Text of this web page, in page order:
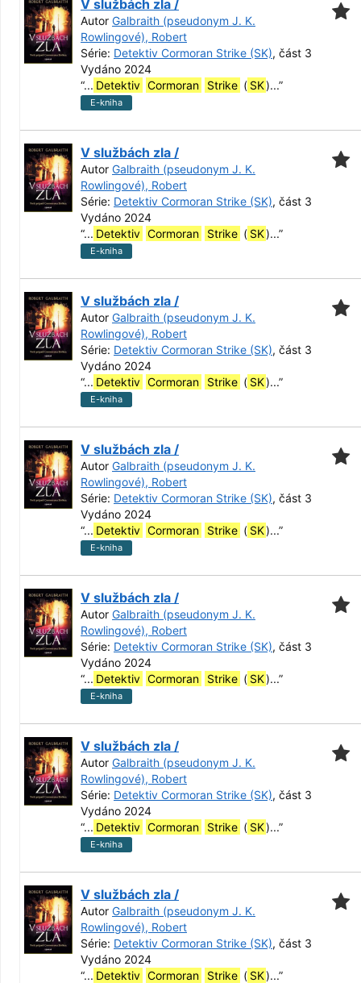
V službách zla /
Autor Galbraith (pseudonym J. K.
Rowlingové), Robert
Série: Detektiv Cormoran Strike (SK), část 3
Vydáno 2024
“... Detektiv Cormoran Strike ( SK)...”
E-kniha
V službách zla /
Autor Galbraith (pseudonym J. K.
Rowlingové), Robert
Série: Detektiv Cormoran Strike (SK), část 3
Vydáno 2024
“... Detektiv Cormoran Strike ( SK)...”
E-kniha
V službách zla /
Autor Galbraith (pseudonym J. K.
Rowlingové), Robert
Série: Detektiv Cormoran Strike (SK), část 3
Vydáno 2024
“... Detektiv Cormoran Strike ( SK)...”
E-kniha
V službách zla /
Autor Galbraith (pseudonym J. K.
Rowlingové), Robert
Série: Detektiv Cormoran Strike (SK), část 3
Vydáno 2024
“... Detektiv Cormoran Strike ( SK)...”
E-kniha
V službách zla /
Autor Galbraith (pseudonym J. K.
Rowlingové), Robert
Série: Detektiv Cormoran Strike (SK), část 3
Vydáno 2024
“... Detektiv Cormoran Strike ( SK)...”
E-kniha
V službách zla /
Autor Galbraith (pseudonym J. K.
Rowlingové), Robert
Série: Detektiv Cormoran Strike (SK), část 3
Vydáno 2024
“... Detektiv Cormoran Strike ( SK)...”
E-kniha
V službách zla /
Autor Galbraith (pseudonym J. K.
Rowlingové), Robert
Série: Detektiv Cormoran Strike (SK), část 3
Vydáno 2024
“... Detektiv Cormoran Strike ( SK)...”